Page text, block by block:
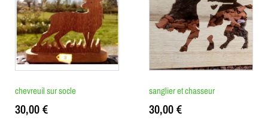
chevreuil sur socle
30,00€
sanglier et chasseur
30,00€